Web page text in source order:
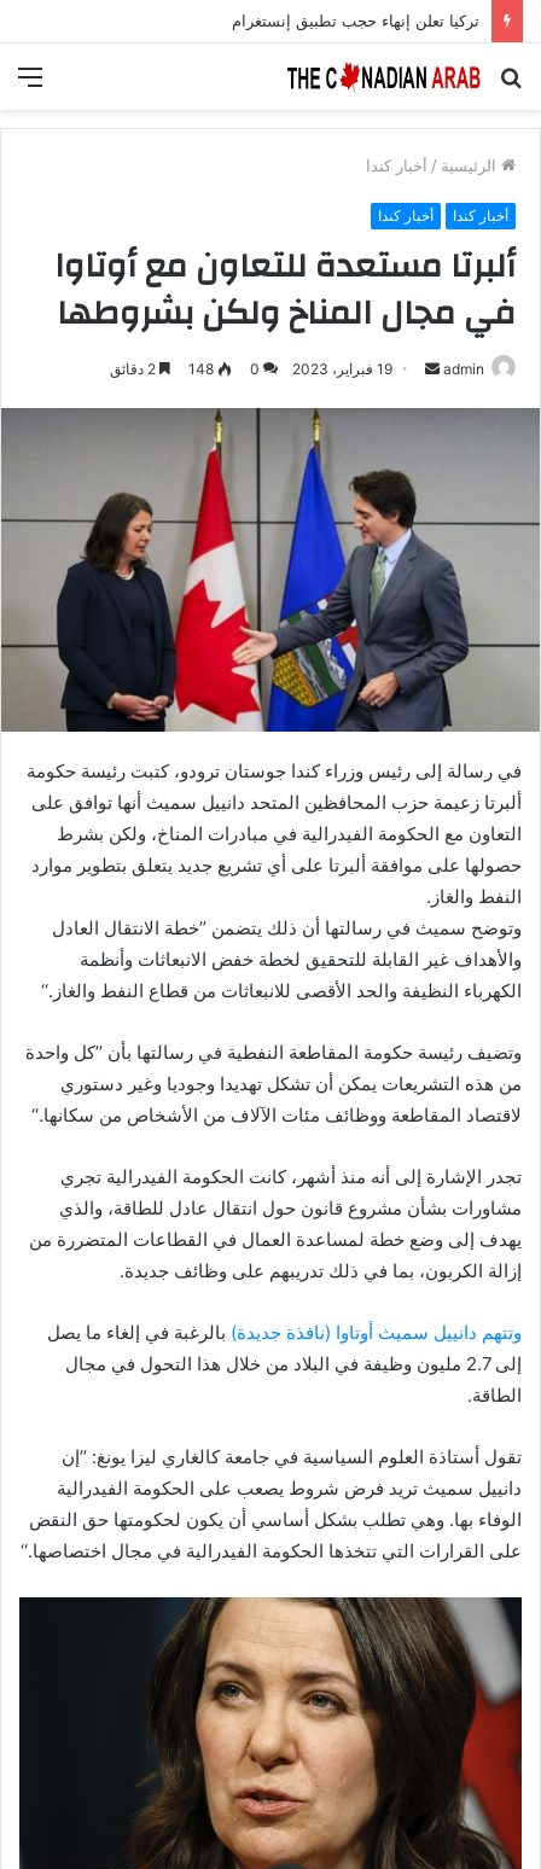
تركيا تعلن إنهاء حجب تطبيق إنستغرام
بحث
الرئيسية / أخبار كندا
أخبار كندا أخبار كندا
ألبرتا مستعدة للتعاون مع أوتاوا
في مجال المناخ ولكن بشروطها
admin
أرسل 19 فبراير، 2023 0
148
في رسالة إلى رئيس وزراء كندا جوستان ترودو، كتبت رئيسة حكومة
ألبرتا زعيمة حزب المحافظين المتحد دانييل سميث أنها توافق على
التعاون مع الحكومة الفيدرالية في مبادرات المناخ، ولكن بشرط
حصولها على موافقة ألبرتا على أي تشريع جديد يتعلق بتطوير موارد
النفط والغاز.
وتوضح سميث في رسالتها أن ذلك يتضمن ’’خطة الانتقال العادل
والأهداف غير القابلة للتحقيق لخطة خفض الانبعاثات وأنظمة
الكهرباء النظيفة والحد الأقصى للانبعاثات من قطاع النفط والغاز.‘‘
وتضيف رئيسة حكومة المقاطعة النفطية في رسالتها بأن ’’كل واحدة
من هذه التشريعات يمكن أن تشكل تهديدا وجوديا وغير دستوري
لاقتصاد المقاطعة ووظائف مئات الآلاف من الأشخاص من سكانها.‘‘
تجدر الإشارة إلى أنه منذ أشهر، كانت الحكومة الفيدرالية تجري
مشاورات بشأن مشروع قانون حول انتقال عادل للطاقة، والذي
يهدف إلى وضع خطة لمساعدة العمال في القطاعات المتضررة من
إزالة الكربون، بما في ذلك تدريبهم على وظائف جديدة.
وتتهم دانييل سميث أوتاوا (نافذة جديدة) بالرغبة في إلغاء ما يصل
إلى 2.7 مليون وظيفة في البلاد من خلال هذا التحول في مجال
الطاقة.
تقول أستاذة العلوم السياسية في جامعة كالغاري ليزا يونغ: ’’إن
دانييل سميث تريد فرض شروط يصعب على الحكومة الفيدرالية
الوفاء بها. وهي تطلب بشكل أساسي أن يكون لحكومتها حق النقض
على القرارات التي تتخذها الحكومة الفيدرالية في مجال اختصاصها.‘‘